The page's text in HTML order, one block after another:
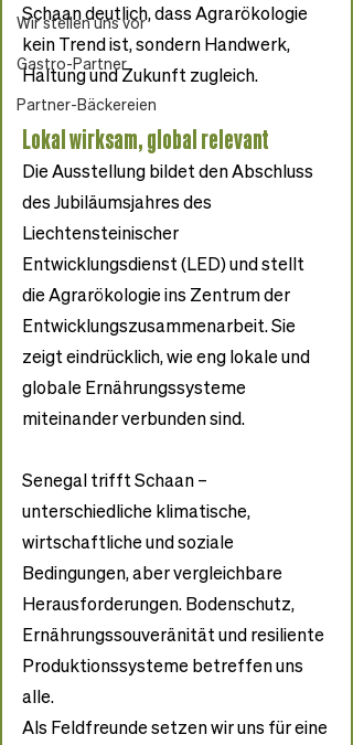
Wir stellen uns vor
Gastro-Partner
Partner-Bäckereien
Schaan deutlich, dass Agrarökologie
kein Trend ist, sondern Handwerk,
Haltung und Zukunft zugleich.
Lokal wirksam, global relevant
Die Ausstellung bildet den Abschluss
des Jubiläumsjahres des
Liechtensteinischer
Entwicklungsdienst (LED) und stellt
die Agrarökologie ins Zentrum der
Entwicklungszusammenarbeit. Sie
zeigt eindrücklich, wie eng lokale und
globale Ernährungssysteme
miteinander verbunden sind.
Senegal trifft Schaan –
unterschiedliche klimatische,
wirtschaftliche und soziale
Bedingungen, aber vergleichbare
Herausforderungen. Bodenschutz,
Ernährungssouveränität und resiliente
Produktionssysteme betreffen uns
alle.
Als Feldfreunde setzen wir uns für eine